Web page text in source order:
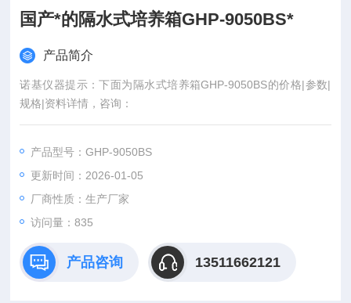
国产*的隔水式培养箱GHP-9050BS*
产品简介
诺基仪器提示：下面为隔水式培养箱GHP-9050BS的价格|参数|
规格|资料详情，咨询：
产品型号：GHP-9050BS
更新时间：2026-01-05
厂商性质：生产厂家
访问量：835
产品咨询 13511662121